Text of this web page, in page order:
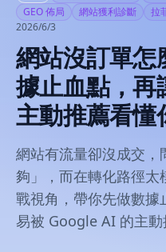
GEO 佈局
網站獲利診斷 拉
2026/6/3
網站沒訂單怎
據止血點，
主動推薦看懂
網站有流量卻沒成交，
夠」，而在轉化路徑
戰視角，帶你先做數據
易被 Google AI 的主動